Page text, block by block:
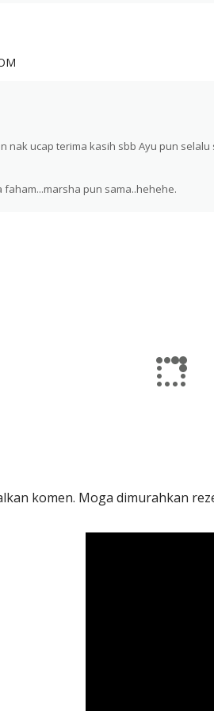
nak ucap terima kasih sbb Ayu pun
faham...marsha pun sama..hehehe.
komen. Moga dimurahkan